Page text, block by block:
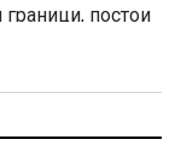
постои
дека
[…]